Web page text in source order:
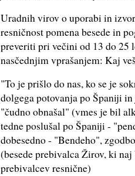
Uradnih virov o uporabi in
resničnost pomena besede in
preveriti pri večini od 13 do 25
nasčednjim vprašanjem: Kaj
"To je prišlo do nas, ko se je
dolgega potovanja po Španiji
"čudno obnašal" (vmes je bil
tedne poslušal po Španiji -
dobesedno - "Bendeho",
(besede prebivalca Žirov, ki
prebivalcev resnične)